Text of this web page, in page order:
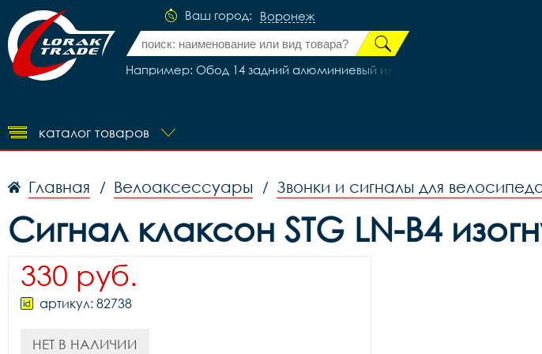
Ваш город: Воронеж
Например: Обод 14 задний алюминиевый имп. торм. втулка с резиной
каталог товаров
Главная / Велоаксессуары / Звонки и сигналы для
Сигнал клаксон STG LN-B4
330 руб.
артикул: 82738
НЕТ В НАЛИЧИИ